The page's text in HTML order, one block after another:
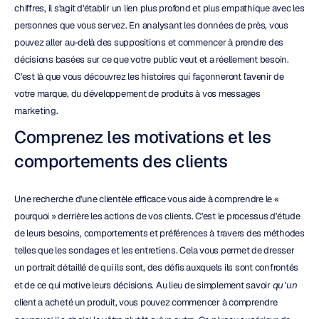
chiffres, il s'agit d'établir un lien plus profond et plus empathique avec les
personnes que vous servez. En analysant les données de près, vous
pouvez aller au-delà des suppositions et commencer à prendre des
décisions basées sur ce que votre public veut et a réellement besoin.
C'est là que vous découvrez les histoires qui façonneront l'avenir de
votre marque, du développement de produits à vos messages
marketing.
Comprenez les motivations et les
comportements des clients
Une recherche d'une clientèle efficace vous aide à comprendre le «
pourquoi » derrière les actions de vos clients. C'est le processus d'étude
de leurs besoins, comportements et préférences à travers des méthodes
telles que les sondages et les entretiens. Cela vous permet de dresser
un portrait détaillé de qui ils sont, des défis auxquels ils sont confrontés
et de ce qui motive leurs décisions. Au lieu de simplement savoir qu'un
client a acheté un produit, vous pouvez commencer à comprendre